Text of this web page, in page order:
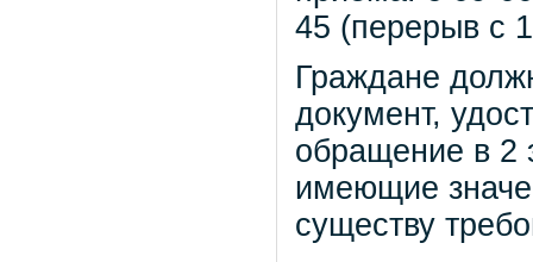
45 (перерыв с
Граждане
документ,
обращение в 2
имеющие
существу